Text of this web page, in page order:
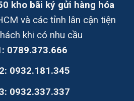
kho bãi ký gửi hàng hóa
và các tỉnh lân cận tiện
khi có nhu cầu
0789.373.666
0932.181.345
0932.337.337